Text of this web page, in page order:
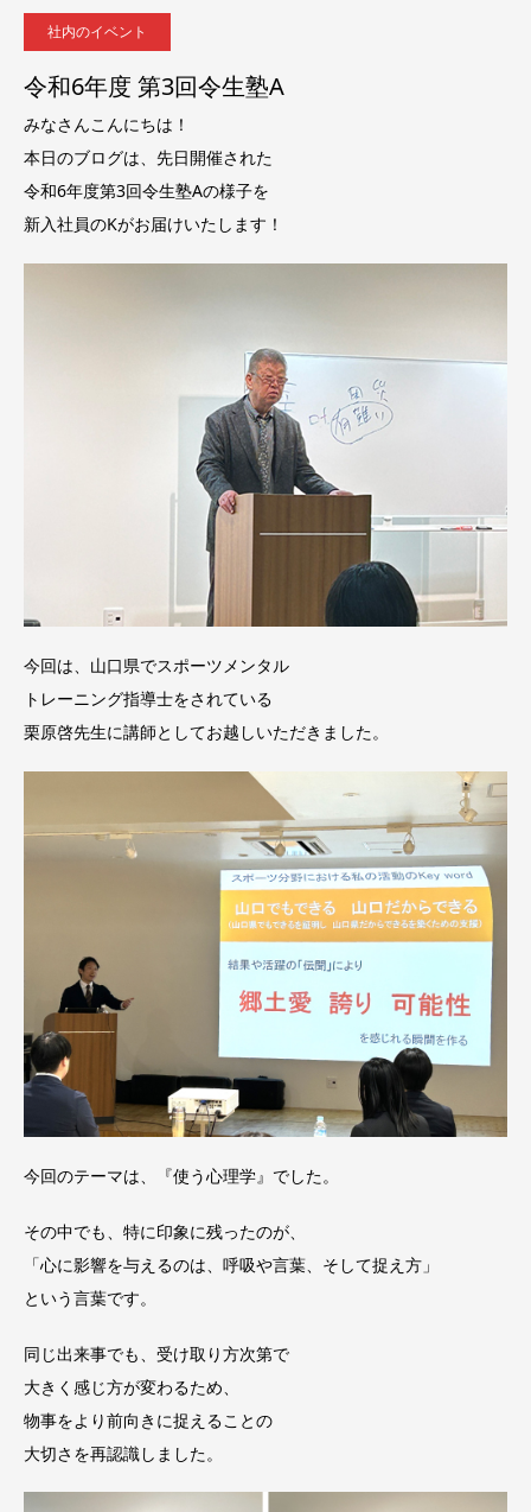
社内のイベント
令和6年度 第3回令生塾A
みなさんこんにちは！
本日のブログは、先日開催された
令和6年度第3回令生塾Aの様子を
新入社員のKがお届けいたします！
今回は、山口県でスポーツメンタル
トレーニング指導士をされている
栗原啓先生に講師としてお越しいただきました。
今回のテーマは、『使う心理学』でした。
その中でも、特に印象に残ったのが、
「心に影響を与えるのは、呼吸や言葉、そして捉え方」
という言葉です。
同じ出来事でも、受け取り方次第で
大きく感じ方が変わるため、
物事をより前向きに捉えることの
大切さを再認識しました。